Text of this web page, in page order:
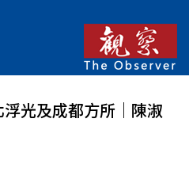
光及成都方所｜陳淑